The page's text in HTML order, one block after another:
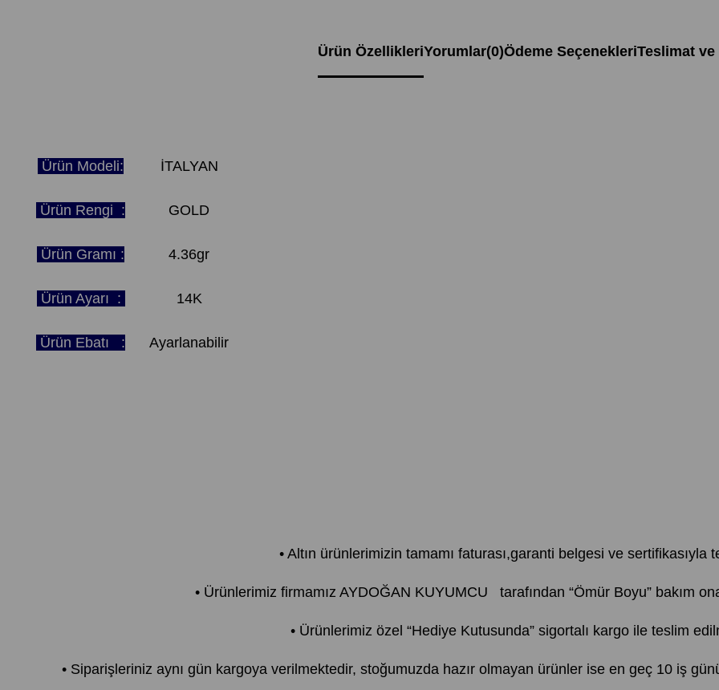
Ürün ÖzellikleriYorumlar(0)Ödeme SeçenekleriTeslimat ve
Ürün Modeli: İTALYAN
Ürün Rengi : GOLD
Ürün Gramı : 4.36gr
Ürün Ayarı : 14K
Ürün Ebatı : Ayarlanabilir
• Altın ürünlerimizin tamamı faturası,garanti belgesi ve sertifikasıyla
• Ürünlerimiz firmamız AYDOĞAN KUYUMCU tarafından “Ömür Boyu” bakım
• Ürünlerimiz özel “Hediye Kutusunda” sigortalı kargo ile teslim
• Siparişleriniz aynı gün kargoya verilmektedir, stoğumuzda hazır olmayan ürünler ise en geç 10 iş